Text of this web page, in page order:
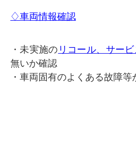
♢車両情報確認
・未実施の リコール、サー
無いか確認
・車両固有のよくある故障